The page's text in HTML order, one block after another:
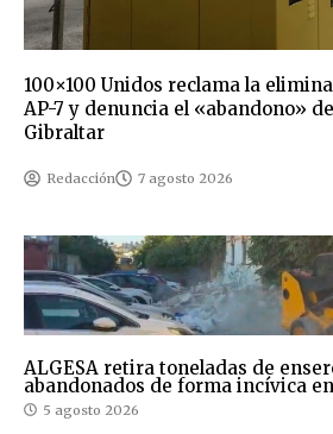
100×100 Unidos reclama la
AP-7 y denuncia el «abandono»
Gibraltar
Redacción 7 agosto 2026
ALGESA retira toneladas de
abandonados de forma incívica
5 agosto 2026